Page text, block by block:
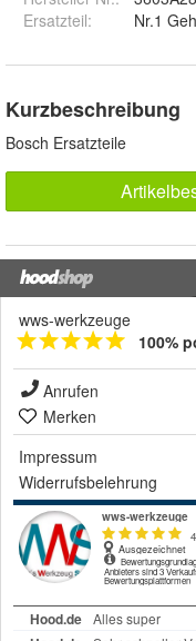
Ersatzteil: Nr.1
Kurzbeschreibung
Bosch Ersatzteile
wws-werkzeuge
100%
Anrufen
Merken
Impressum
Widerrufsbelehrung